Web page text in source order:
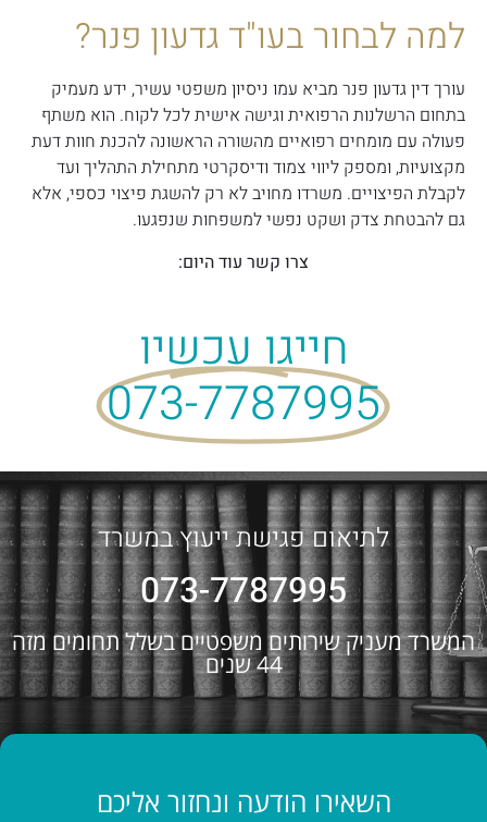
למה לבחור בעו"ד גדעון פנר?
עורך דין גדעון פנר מביא עמו ניסיון משפטי עשיר, ידע מעמיק
בתחום הרשלנות הרפואית וגישה אישית לכל לקוח. הוא משתף
פעולה עם מומחים רפואיים מהשורה הראשונה להכנת חוות דעת
מקצועיות, ומספק ליווי צמוד ודיסקרטי מתחילת התהליך ועד
לקבלת הפיצויים. משרדו מחויב לא רק להשגת פיצוי כספי, אלא
גם להבטחת צדק ושקט נפשי למשפחות שנפגעו.
צרו קשר עוד היום:
חייגו עכשיו
073-7787995
לתיאום פגישת ייעוץ במשרד
073-7787995
המשרד מעניק שירותים משפטיים בשלל תחומים מזה
44 שנים
השאירו הודעה ונחזור אליכם